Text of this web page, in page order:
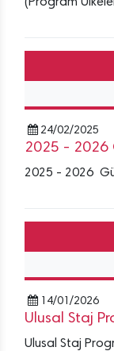
24/02/2025
2025 - 2026
2025 - 2026
14/01/2026
Ulusal Staj
Ulusal Staj